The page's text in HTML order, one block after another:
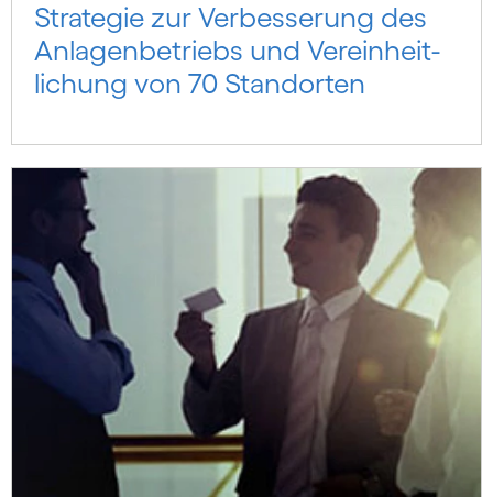
Strategie zur Verbesserung des
Anlagen­betriebs und Vereinheit­­
lichung von 70 Standorten